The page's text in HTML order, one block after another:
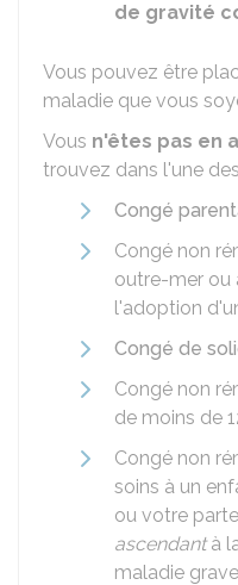
de gravité
Vous pouvez être
maladie que vous
Vous n'êtes pas en
trouvez dans l'une
Congé
Congé non
outre-mer ou
l'adoption
Congé de
Congé non
de moins de
Congé non
soins à un
ou votre
ascendantà
maladie